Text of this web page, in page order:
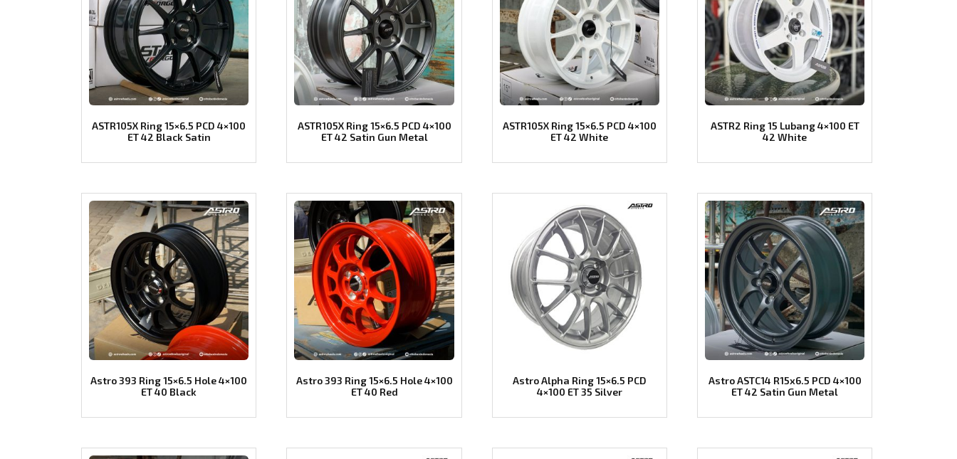
ASTR105X Ring 15×6.5 PCD 4×100
ET 42 Black Satin
ASTR105X Ring 15×6.5 PCD 4×100
ET 42 Satin Gun Metal
ASTR105X Ring 15×6.5 PCD 4×100
ET 42 White
ASTR2 Ring 15 Lubang 4×100 ET
42 White
Astro 393 Ring 15×6.5 Hole 4×100
ET 40 Black
Astro 393 Ring 15×6.5 Hole 4×100
ET 40 Red
Astro Alpha Ring 15×6.5 PCD
4×100 ET 35 Silver
Astro ASTC14 R15x6.5 PCD 4×100
ET 42 Satin Gun Metal